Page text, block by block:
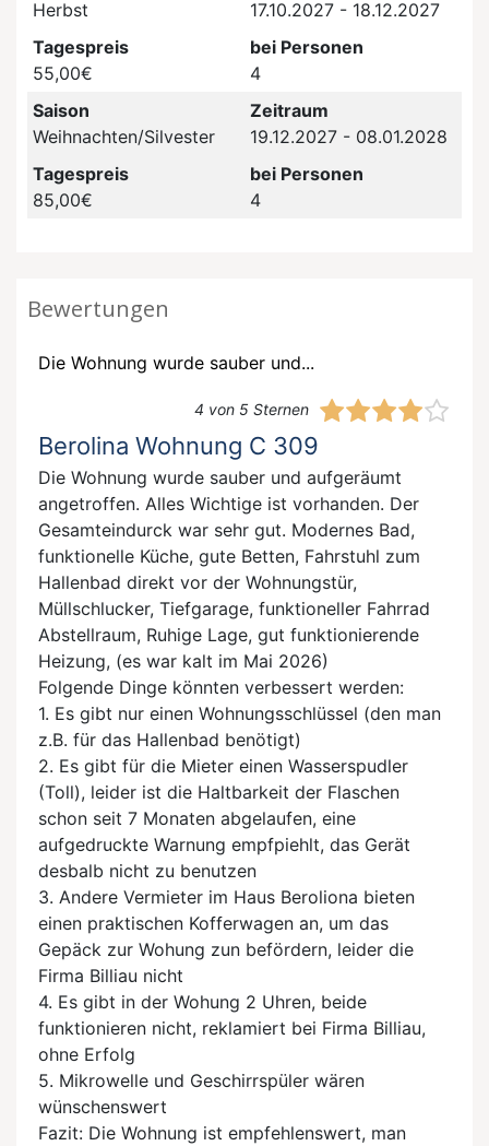
Herbst
17.10.2027 - 18.12.2027
Tagespreis
55,00€
bei Personen
4
Saison
Weihnachten/Silvester
Zeitraum
19.12.2027 - 08.01.2028
Tagespreis
85,00€
bei Personen
4
Bewertungen
Die Wohnung wurde sauber und...
4 von 5 Sternen
Berolina Wohnung C 309
Die Wohnung wurde sauber und aufgeräumt
angetroffen. Alles Wichtige ist vorhanden. Der
Gesamteindurck war sehr gut. Modernes Bad,
funktionelle Küche, gute Betten, Fahrstuhl zum
Hallenbad direkt vor der Wohnungstür,
Müllschlucker, Tiefgarage, funktioneller Fahrrad
Abstellraum, Ruhige Lage, gut funktionierende
Heizung, (es war kalt im Mai 2026)
Folgende Dinge könnten verbessert werden:
1. Es gibt nur einen Wohnungsschlüssel (den man
z.B. für das Hallenbad benötigt)
2. Es gibt für die Mieter einen Wasserspudler
(Toll), leider ist die Haltbarkeit der Flaschen
schon seit 7 Monaten abgelaufen, eine
aufgedruckte Warnung empfpiehlt, das Gerät
desbalb nicht zu benutzen
3. Andere Vermieter im Haus Beroliona bieten
einen praktischen Kofferwagen an, um das
Gepäck zur Wohung zun befördern, leider die
Firma Billiau nicht
4. Es gibt in der Wohung 2 Uhren, beide
funktionieren nicht, reklamiert bei Firma Billiau,
ohne Erfolg
5. Mikrowelle und Geschirrspüler wären
wünschenswert
Fazit: Die Wohnung ist empfehlenswert, man